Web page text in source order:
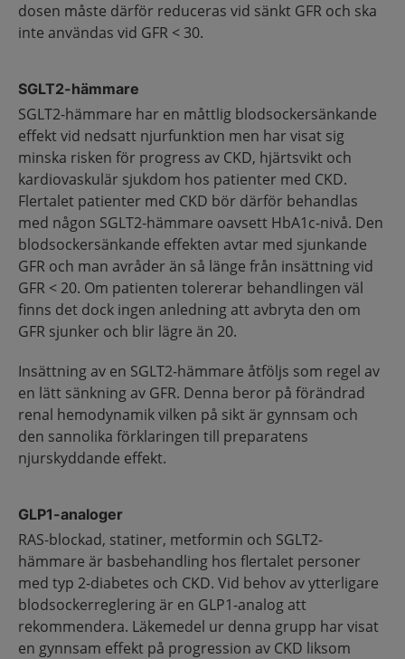
dosen måste därför reduceras vid sänkt GFR och ska
inte användas vid GFR < 30.
SGLT2-hämmare
SGLT2-hämmare har en måttlig blodsockersänkande
effekt vid nedsatt njurfunktion men har visat sig
minska risken för progress av CKD, hjärtsvikt och
kardiovaskulär sjukdom hos patienter med CKD.
Flertalet patienter med CKD bör därför behandlas
med någon SGLT2-hämmare oavsett HbA1c-nivå. Den
blodsockersänkande effekten avtar med sjunkande
GFR och man avråder än så länge från insättning vid
GFR < 20. Om patienten tolererar behandlingen väl
finns det dock ingen anledning att avbryta den om
GFR sjunker och blir lägre än 20.
Insättning av en SGLT2-hämmare åtföljs som regel av
en lätt sänkning av GFR. Denna beror på förändrad
renal hemodynamik vilken på sikt är gynnsam och
den sannolika förklaringen till preparatens
njurskyddande effekt.
GLP1-analoger
RAS-blockad, statiner, metformin och SGLT2-
hämmare är basbehandling hos flertalet personer
med typ 2-diabetes och CKD. Vid behov av ytterligare
blodsockerreglering är en GLP1-analog att
rekommendera. Läkemedel ur denna grupp har visat
en gynnsam effekt på progression av CKD liksom